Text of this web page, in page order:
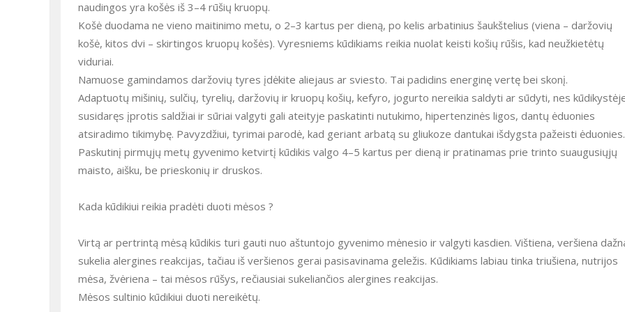
naudingos yra košės iš 3–4 rūšių kruopų.
Košė duodama ne vieno maitinimo metu, o 2–3 kartus per dieną, po kelis arbatinius šaukštelius (viena – daržovių
košė, kitos dvi – skirtingos kruopų košės). Vyresniems kūdikiams reikia nuolat keisti košių rūšis, kad neužkietėtų
viduriai.
Namuose gamindamos daržovių tyres įdėkite aliejaus ar sviesto. Tai padidins energinę vertę bei skonį.
Adaptuotų mišinių, sulčių, tyrelių, daržovių ir kruopų košių, kefyro, jogurto nereikia saldyti ar sūdyti, nes
susidaręs įprotis saldžiai ir sūriai valgyti gali ateityje paskatinti nutukimo, hipertenzinės ligos, dantų ėduonies
atsiradimo tikimybę. Pavyzdžiui, tyrimai parodė, kad geriant arbatą su gliukoze dantukai išdygsta pažeisti ėduonies.
Paskutinį pirmųjų metų gyvenimo ketvirtį kūdikis valgo 4–5 kartus per dieną ir pratinamas prie trinto suaugusiųjų
maisto, aišku, be prieskonių ir druskos.
Kada kūdikiui reikia pradėti duoti mėsos ?
Virtą ar pertrintą mėsą kūdikis turi gauti nuo aštuntojo gyvenimo mėnesio ir valgyti kasdien. Vištiena, veršiena
sukelia alergines reakcijas, tačiau iš veršienos gerai pasisavinama geležis. Kūdikiams labiau tinka triušiena, nutrijos
mėsa, žvėriena – tai mėsos rūšys, rečiausiai sukeliančios alergines reakcijas.
Mėsos sultinio kūdikiui duoti nereikėtų.